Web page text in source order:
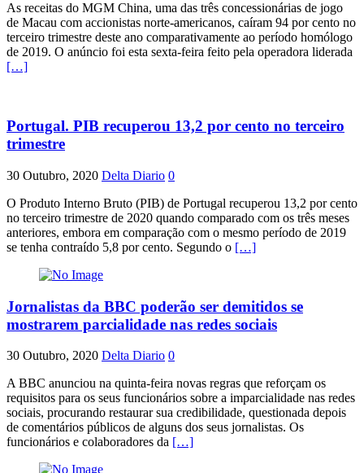
As receitas do MGM China, uma das três concessionárias de jogo
de Macau com accionistas norte-americanos, caíram 94 por cento no
terceiro trimestre deste ano comparativamente ao período homólogo
de 2019. O anúncio foi esta sexta-feira feito pela operadora liderada
[…]
Portugal. PIB recuperou 13,2 por cento no terceiro
trimestre
30 Outubro, 2020 Delta Diario 0
O Produto Interno Bruto (PIB) de Portugal recuperou 13,2 por cento
no terceiro trimestre de 2020 quando comparado com os três meses
anteriores, embora em comparação com o mesmo período de 2019
se tenha contraído 5,8 por cento. Segundo o […]
Jornalistas da BBC poderão ser demitidos se
mostrarem parcialidade nas redes sociais
30 Outubro, 2020 Delta Diario 0
A BBC anunciou na quinta-feira novas regras que reforçam os
requisitos para os seus funcionários sobre a imparcialidade nas redes
sociais, procurando restaurar sua credibilidade, questionada depois
de comentários públicos de alguns dos seus jornalistas. Os
funcionários e colaboradores da […]